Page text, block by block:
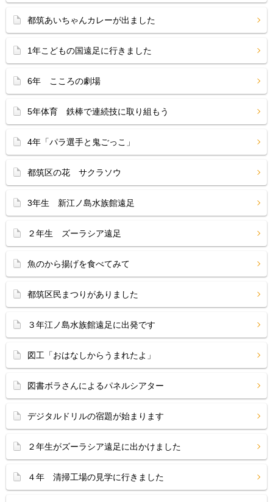
都筑あいちゃんカレーが出ました
1年こどもの国遠足に行きました
6年 こころの劇場
5年体育 鉄棒で連続技に取り組もう
4年「パラ選手と鬼ごっこ」
都筑区の花 サクラソウ
3年生 新江ノ島水族館遠足
２年生 ズーラシア遠足
魚のから揚げを食べてみて
都筑区民まつりがありました
３年江ノ島水族館遠足に出発です
図工「おはなしからうまれたよ」
図書ボラさんによるパネルシアター
デジタルドリルの宿題が始まります
２年生がズーラシア遠足に出かけました
４年 清掃工場の見学に行きました